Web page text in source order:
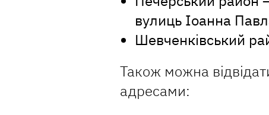
вулиць Іоанна
Шевченківський
Також можна
адресами: